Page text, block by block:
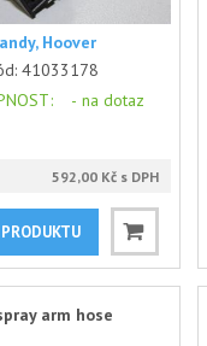
Hoover
41033178
: - na dotaz
592,00 Kč s DPH
arm hose